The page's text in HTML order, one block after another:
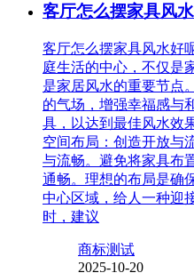
客厅怎么摆家具风
客厅怎么摆家具风水好
庭生活的中心，不仅是
是家居风水的重要节点
的气场，增强幸福感与
具，以达到最佳风水效
空间布局：创造开放与
与流畅。避免将家具布
通畅。理想的布局是确
中心区域，给人一种迎
时，建议
商标测试
2025-10-20